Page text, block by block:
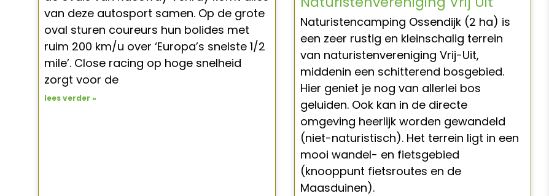
van deze autosport samen. Op de grote
oval sturen coureurs hun bolides met
ruim 200 km/u over ‘Europa’s snelste 1/2
mile’. Close racing op hoge snelheid
zorgt voor de
lees verder »
Naturistencamping Ossendijk (2 ha) is
een zeer rustig en kleinschalig terrein
van naturistenvereniging Vrij-Uit,
middenin een schitterend bosgebied.
Hier geniet je nog van allerlei bos
geluiden. Ook kan in de directe
omgeving heerlijk worden gewandeld
(niet-naturistisch). Het terrein ligt in een
mooi wandel- en fietsgebied
(knooppunt fietsroutes en de
Maasduinen).